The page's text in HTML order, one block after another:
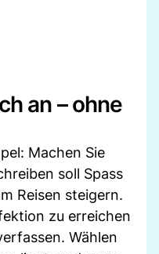
an – ohne
Machen Sie
soll Spass
Reisen steigern.
zu erreichen
Wählen